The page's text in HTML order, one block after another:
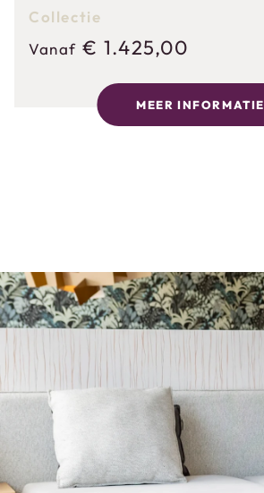
Collectie
Vanaf € 1.425,00
MEER INFORMATIE